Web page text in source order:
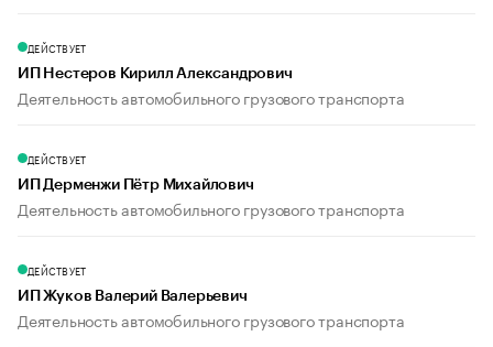
ДЕЙСТВУЕТ
ИП Нестеров Кирилл Александрович
Деятельность автомобильного грузового транспорта
ДЕЙСТВУЕТ
ИП Дерменжи Пётр Михайлович
Деятельность автомобильного грузового транспорта
ДЕЙСТВУЕТ
ИП Жуков Валерий Валерьевич
Деятельность автомобильного грузового транспорта